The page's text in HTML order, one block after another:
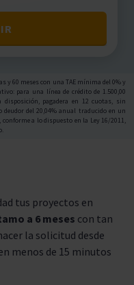
y 60 meses con una TAE mínima del 0% y
para una línea de crédito de 1.500,00
pagadera en 12 cuotas, sin
del 20,04% anual traducido en un
conforme a lo dispuesto en la Ley 16/2011,
tus proyectos en
a 6 meses con tan
la solicitud desde
menos de 15 minutos